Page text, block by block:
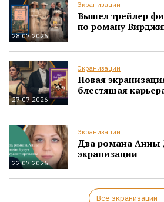
28.07.2026
Экранизации
Вышел трейлер
по роману
27.07.2026
Экранизации
Новая
блестящая
22.07.2026
Экранизации
Два романа Анны
экранизации
Все экранизации